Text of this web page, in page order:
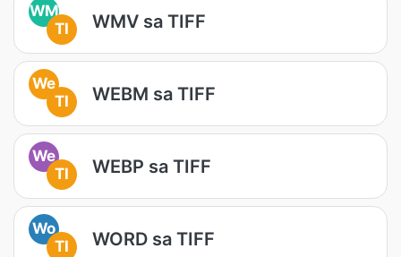
WM
TI
WMV sa TIFF
We
TI
WEBM sa TIFF
We
TI
WEBP sa TIFF
Wo
TI
WORD sa TIFF